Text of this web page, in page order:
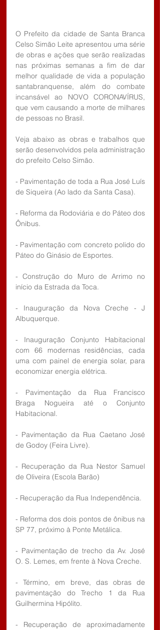
O Prefeito da cidade de Santa Branca
Celso Simão Leite apresentou uma série
de obras e ações que serão realizadas
nas próximas semanas a fim de dar
melhor qualidade de vida a população
santabranquense, além do combate
incansável ao NOVO CORONAVÍRUS,
que vem causando a morte de milhares
de pessoas no Brasil.
Veja abaixo as obras e trabalhos que
serão desenvolvidos pela administração
do prefeito Celso Simão.
- Pavimentação de toda a Rua José Luís
de Siqueira (Ao lado da Santa Casa).
- Reforma da Rodoviária e do Páteo dos
Ônibus.
- Pavimentação com concreto polido do
Páteo do Ginásio de Esportes.
- Construção do Muro de Arrimo no
início da Estrada da Toca.
- Inauguração da Nova Creche - J
Albuquerque.
- Inauguração Conjunto Habitacional
com 66 modernas residências, cada
uma com painel de energia solar, para
economizar energia elétrica.
- Pavimentação da Rua Francisco
Braga Nogueira até o Conjunto
Habitacional.
- Pavimentação da Rua Caetano José
de Godoy (Feira Livre).
- Recuperação da Rua Nestor Samuel
de Oliveira (Escola Barão)
- Recuperação da Rua Independência.
- Reforma dos dois pontos de ônibus na
SP 77, próximo à Ponte Metálica.
- Pavimentação de trecho da Av. José
O. S. Lemes, em frente à Nova Creche.
- Término, em breve, das obras de
pavimentação do Trecho 1 da Rua
Guilhermina Hipólito.
- Recuperação de aproximadamente